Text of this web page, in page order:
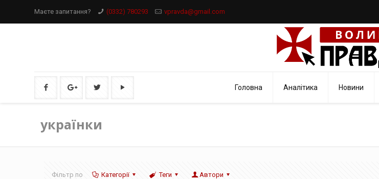
Маєте запитання? (0332) 780293 vpravda@gmail.com
Головна Аналітика Новини
українки
Фільтр по Категорії Теги Автори